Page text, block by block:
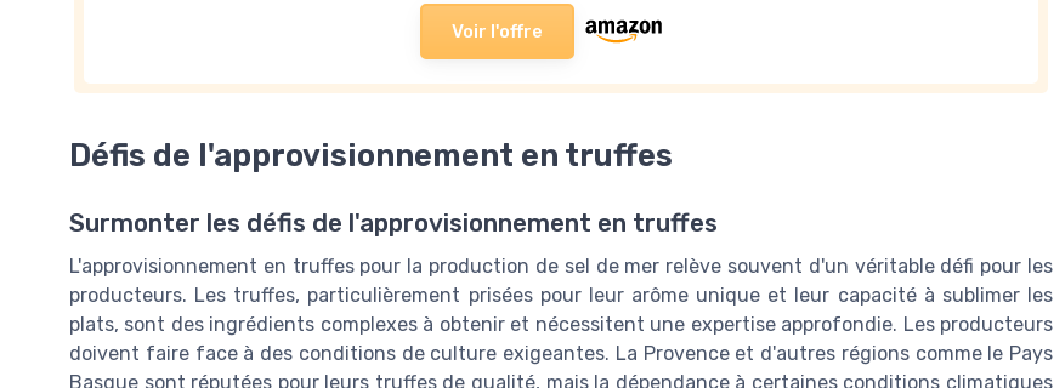
Voir l'offre
Défis de l'approvisionnement en truffes
Surmonter les défis de l'approvisionnement en truffes
L'approvisionnement en truffes pour la production de sel de mer relève souvent d'un véritable défi pour les
producteurs. Les truffes, particulièrement prisées pour leur arôme unique et leur capacité à sublimer les
plats, sont des ingrédients complexes à obtenir et nécessitent une expertise approfondie. Les producteurs
doivent faire face à des conditions de culture exigeantes. La Provence et d'autres régions comme le Pays
Basque sont réputées pour leurs truffes de qualité, mais la dépendance à certaines conditions climatiques